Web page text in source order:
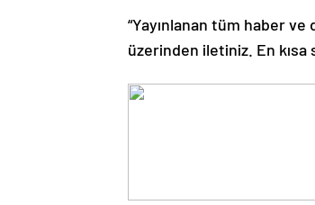
“Yayınlanan tüm haber
üzerinden iletiniz. En